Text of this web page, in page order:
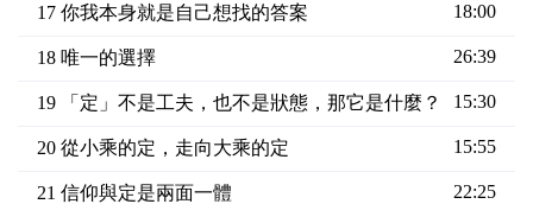
17 你我本身就是自己想找的答案 18:00
18 唯一的選擇 26:39
19 「定」不是工夫，也不是狀態，那它是什麼？ 15:30
20 從小乘的定，走向大乘的定 15:55
21 信仰與定是兩面一體 22:25